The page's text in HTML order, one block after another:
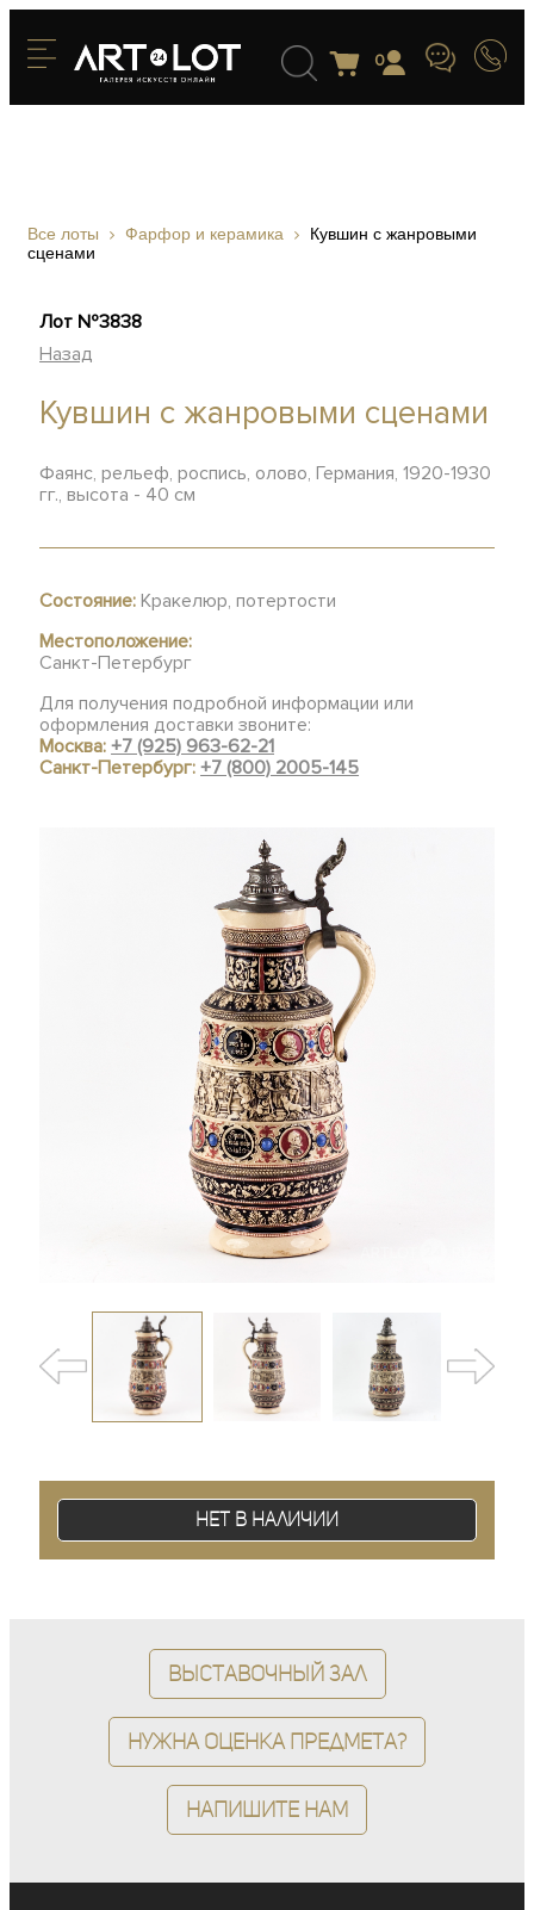
0
Все лоты Фарфор и керамика
Кувшин с жанровыми
сценами
Лот №3838
Назад
Кувшин с жанровыми сценами
Фаянс, рельеф, роспись, олово, Германия, 1920-1930
гг., высота - 40 см
Состояние: Кракелюр, потертости
Местоположение:
Санкт-Петербург
Для получения подробной информации или
оформления доставки звоните:
Москва:+7 (925) 963-62-21
Санкт-Петербург:+7 (800) 2005-145
Нет в наличии
Выставочный зал
Нужна оценка предмета?
Напишите нам